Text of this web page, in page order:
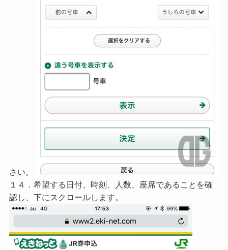
さい。
１４．希望する日付、時刻、人数、座席であることを確
認し、下にスクロールします。